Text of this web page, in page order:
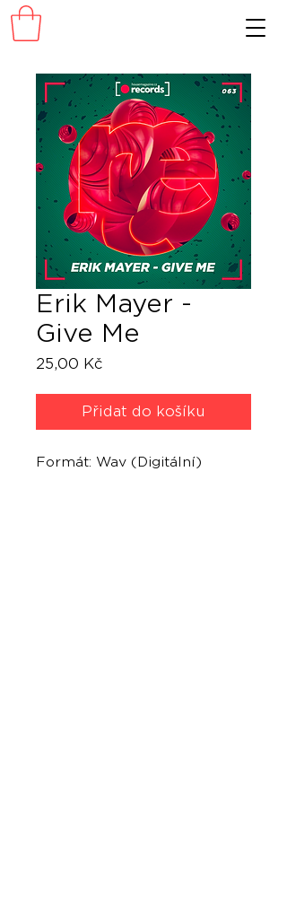
Erik Mayer -
Give Me
25,00 Kč
Přidat do košíku
Formát: Wav (Digitální)